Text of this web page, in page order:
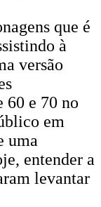
que é
à
versão
60 e 70 no
em
uma
entender a
levantar